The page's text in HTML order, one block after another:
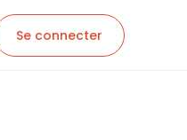
Se connecter